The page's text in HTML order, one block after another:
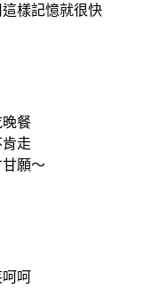
樣記憶就很快
餐
走
願～
呵